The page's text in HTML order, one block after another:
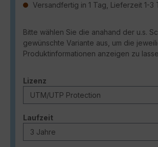
Versandfertig in 1 Tag, Lieferzeit 1-3
Bitte wählen Sie die anahand der u.s.
gewünschte Variante aus, um die
Produktinformationen anzeigen zu
Lizenz
Laufzeitauswählen